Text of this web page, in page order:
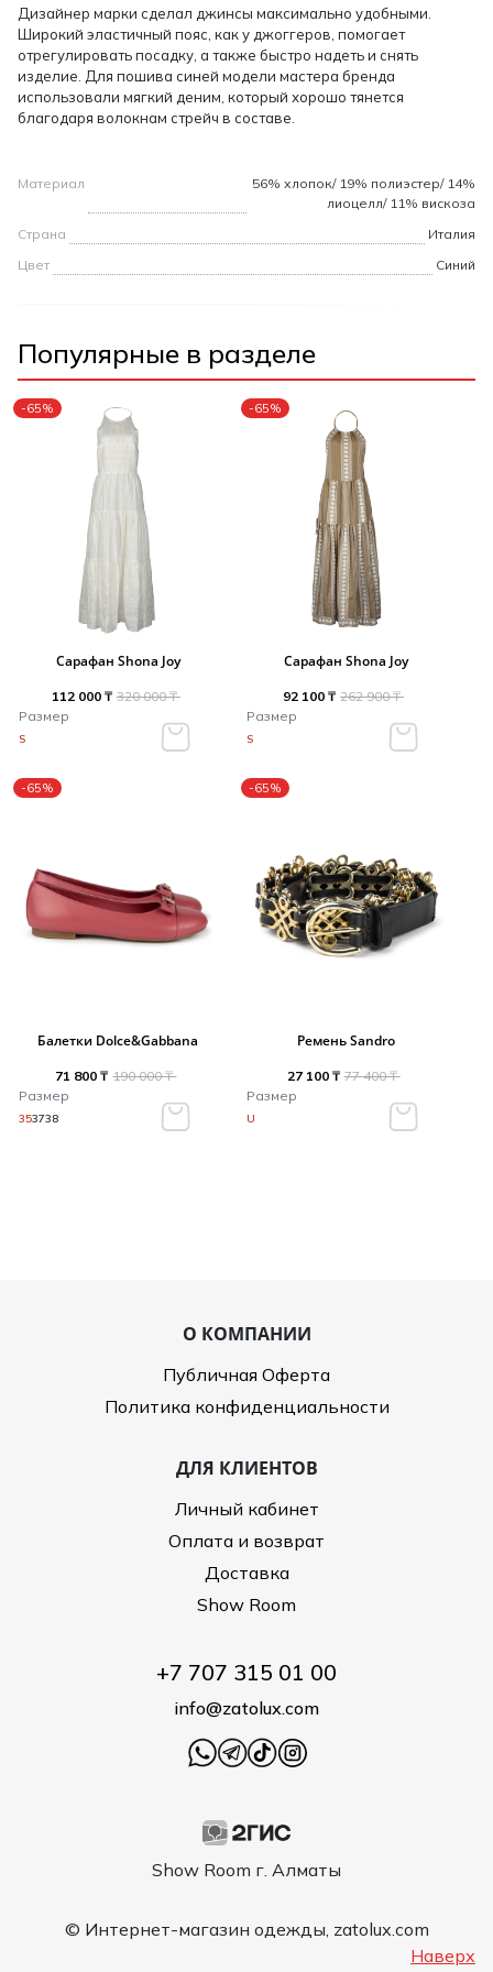
Дизайнер марки сделал джинсы максимально удобными.
Широкий эластичный пояс, как у джоггеров, помогает
отрегулировать посадку, а также быстро надеть и снять
изделие. Для пошива синей модели мастера бренда
использовали мягкий деним, который хорошо тянется
благодаря волокнам стрейч в составе.
Материал
56% хлопок/ 19% полиэстер/ 14%
лиоцелл/ 11% вискоза
Страна
Италия
Цвет
Синий
Популярные в разделе
-65%
Сарафан Shona Joy
112 000 ₸ 320 000 ₸
Размер
S
-65%
Сарафан Shona Joy
92 100 ₸ 262 900 ₸
Размер
S
-65%
Балетки Dolce&Gabbana
71 800 ₸ 190 000 ₸
Размер
353738
-65%
Ремень Sandro
27 100 ₸ 77 400 ₸
Размер
U
О КОМПАНИИ
Публичная Оферта
Политика конфиденциальности
ДЛЯ КЛИЕНТОВ
Личный кабинет
Оплата и возврат
Доставка
Show Room
Show Room г. Алматы
+7 707 315 01 00
info@zatolux.com
© Интернет-магазин одежды, zatolux.com
Наверх